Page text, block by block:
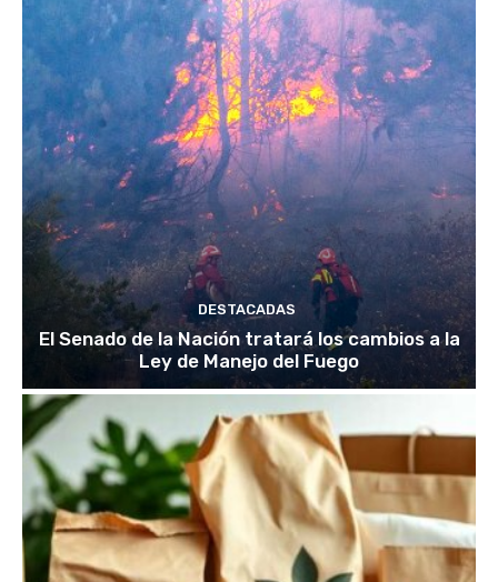
DESTACADAS
El Senado de la Nación tratará los cambios a la
Ley de Manejo del Fuego